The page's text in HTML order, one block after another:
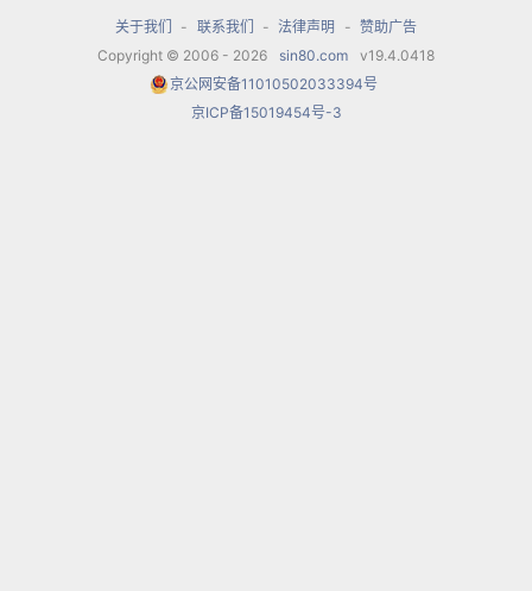
风琴交响曲》，作于1924年;第二号为《短交响曲》
作于1932—1933年;第三号作于1946年;另外还有
《舞蹈交响曲》，作于1925年。
关于我们 - 联系我们 - 法律声明 - 赞助广告
Copyright © 2006 - 2026
sin80.com
v19.4.0418
京公网安备11010502033394号
京ICP备15019454号-3